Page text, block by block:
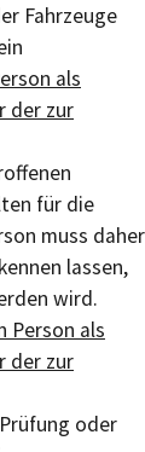
Fahrzeuge
als
der zur
für die
muss daher
lassen,
wird.
Person als
der zur
oder